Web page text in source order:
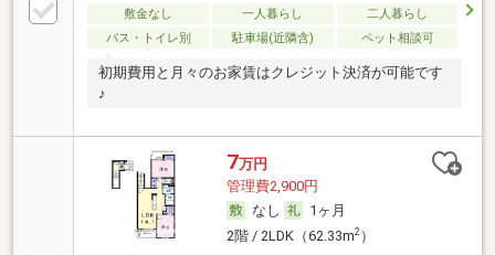
敷金なし 一人暮らし
二人暮らし
バス・トイレ別
駐車場(近隣含) ペット相談可
初期費用と月々のお家賃はクレジット決済が可能です
♪
7万円
管理費2,900円
なし
1ヶ月
2階 / 2LDK（62.33m2）